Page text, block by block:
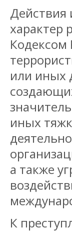
Действия
характер
Кодексом
или иных
иных
а также
К